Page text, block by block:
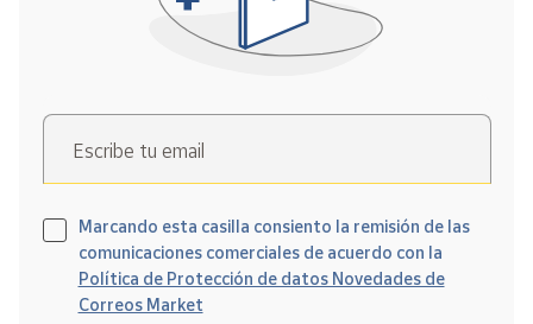
Escribe tu email
Marcando esta casilla consiento la remisión de las
comunicaciones comerciales de acuerdo con la
Política de Protección de datos Novedades de
Correos Market